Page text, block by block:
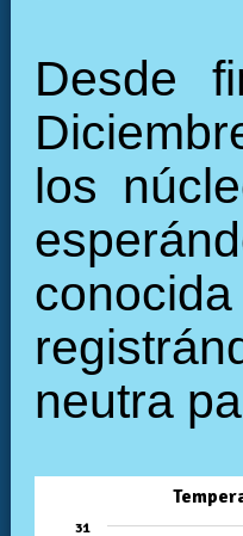
Desde
los
neutra